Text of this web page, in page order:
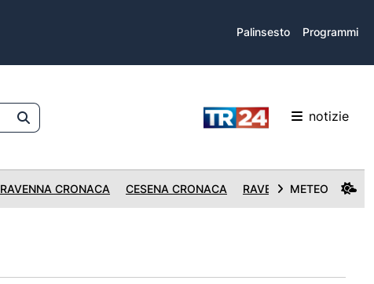
Palinsesto Programmi
notizie
RAVENNA CRONACA CESENA CRONACA RAVENNA CRONACA
METEO